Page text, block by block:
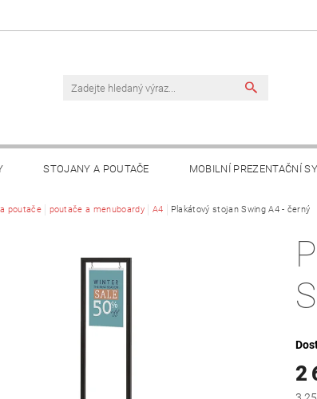
STOJANY A POUTAČE MOBILNÍ PREZENTAČNÍ
poutače poutače a menuboardy A4 Plakátový stojan Swing A4 - černý
2